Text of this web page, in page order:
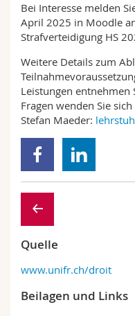
Bei Interesse melden
April 2025 in Moodle
Strafverteidigung HS
Weitere Details zum
Leistungen entnehmen
Fragen wenden Sie
Stefan Maeder:
Quelle
www.unifr.ch/droit
Beilagen und Links